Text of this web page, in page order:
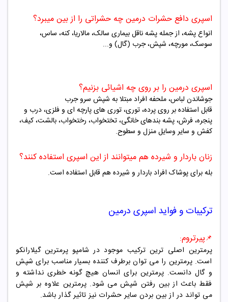
اسپری دافع حشرات درمین چه حشراتی را از بین میبرد؟
انواع پشه، از جمله پشه ناقل بیماری سالک، مالاریا، کنه، ساس،
سوسک، مورچه، شپش، جرب (گال) و...
اسپری درمین را بر روی چه اشیائی بزنیم؟
جوشاندن لباس، ملحفه افراد مبتلا به شپش سرو جرب
قابل استفاده بر روی پرده، توری، توری های پارچه ای و فلزی، درب و
پنجره، فرش، پشه بندهای خانگی، تختخواب، رختخواب، بالشت، کیف،
کفش و سایر وسایل منزل و سطوح.
زنان باردار و شیرده هم میتوانند از این اسپری استفاده کنند؟
بله برای پوشاک افراد باردار و شیرده هم قابل استفاده است.
ترکیبات و فواید اسپری درمین
📌پیرتروم:
پرمترین اصلی ترین ترکیب موجود در شامپو پرمترین گیلارانکو
است. پرمترین را می توان برطرف کننده بسیار مناسب برای شپش
و گال دانست. پرمترین برای انسان هیچ گونه خطری نداشته و
فقط باعث از بین رفتن شپش می شود. پرمترین علاوه بر شپش
می تواند در از بین بردن سایر حشرات نیز تاثیر گذار باشد.